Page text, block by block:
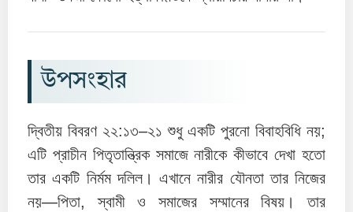
উপসংহার
দ্বিতীয় বিবরণ ২২:১৩–২১ শুধু একটি পুরনো বিবাহবিধি নয়;
এটি প্রাচীন পিতৃতান্ত্রিক সমাজে নারীকে কীভাবে দেখা হতো
তার একটি নির্মম দলিল। এখানে নারীর যৌনতা তার নিজের
নয়—পিতা, স্বামী ও সমাজের সম্মানের বিষয়। তার